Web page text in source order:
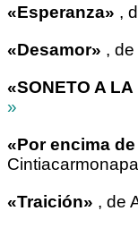
«Esperanza» ,
«Desamor» ,
«SONETO A LA
»
«Por encima
«Traición» , de